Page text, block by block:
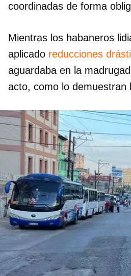
coordinadas de forma
Mientras los habaneros
aplicado reducciones
aguardaba en la
acto, como lo